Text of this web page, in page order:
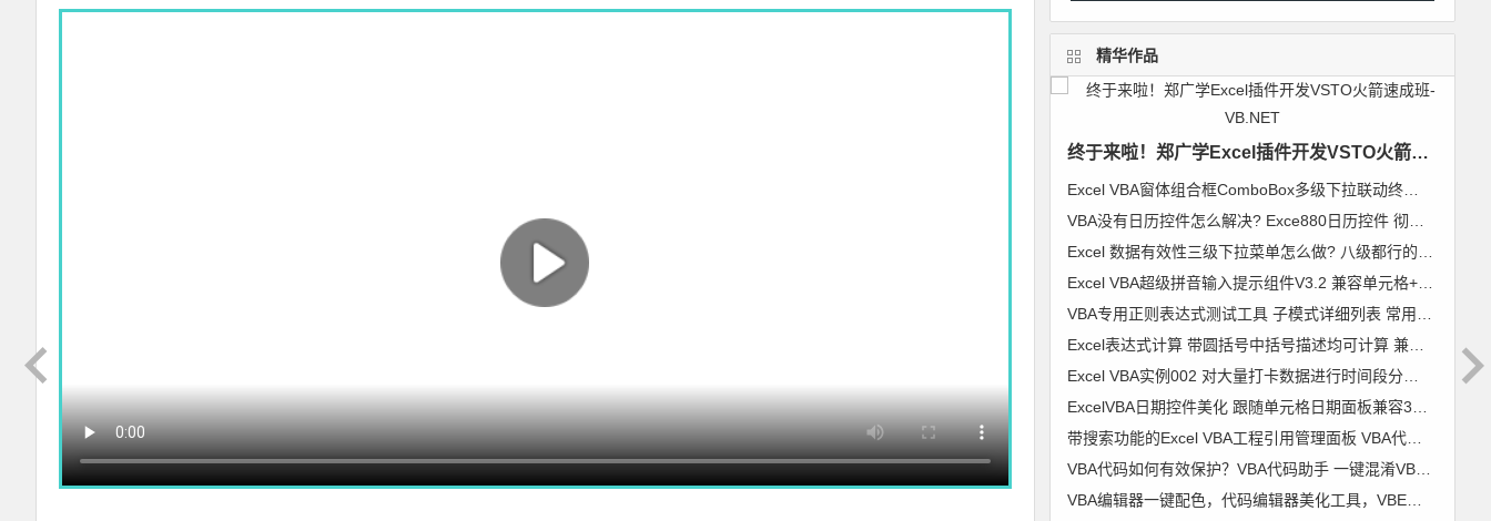
精华作品
终于来啦！郑广学Excel插件开发VSTO火箭速成班-VB.NET
Excel VBA窗体组合框ComboBox多级下拉联动终极解决方案 无限级别逐级加载 类模块通用组件
VBA没有日历控件怎么解决? Exce880日历控件 彻底解决日历控件兼容问题 郑广学作品
Excel 数据有效性三级下拉菜单怎么做? 八级都行的无限级别下拉菜单级联列表 VBA通用组件使用说明
Excel VBA超级拼音输入提示组件V3.2 兼容单元格+控件+窗体 郑广学 VBA 拼音输入提示
VBA专用正则表达式测试工具 子模式详细列表 常用表达式及标准正则代码模块 郑广学 作品 图文
Excel表达式计算 带圆括号中括号描述均可计算 兼容64位Excel 支持超过255字符【VIP视频教程】VBA精彩实例006
Excel VBA实例002 对大量打卡数据进行时间段分组 考勤时间段划分【VIP视频教程】
ExcelVBA日期控件美化 跟随单元格日期面板兼容32位+64位及WPS 窗体 日历控件 窗体跟随单元格代码 图文
带搜索功能的Excel VBA工程引用管理面板 VBA代码助手专业版最新功能
VBA代码如何有效保护？VBA代码助手 一键混淆VBA代码 变成你自己也不认识的样子
VBA编辑器一键配色，代码编辑器美化工具，VBE颜色修改器 VBA颜色修改器 软件使用详解